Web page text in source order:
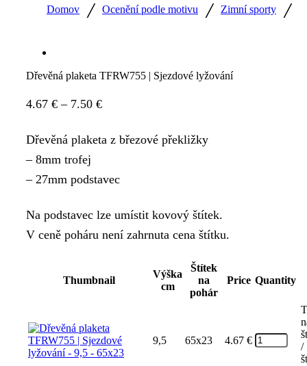
Domov / Ocenění podle motivu / Zimní sporty /
Dřevěná plaketa TFRW755 | Sjezdové lyžování
4.67 € – 7.50 €Price
4.67 €
7.50 €
Dřevěná plaketa z březové překližky
– 8mm trofej
– 27mm podstavec
Na podstavec lze umístit kovový štítek.
V ceně poháru není zahrnuta cena štítku.
Thumbnail
Výška
cm
Štítek
na
pohár
Price Quantity
9,5 65x23 4.67 €
/